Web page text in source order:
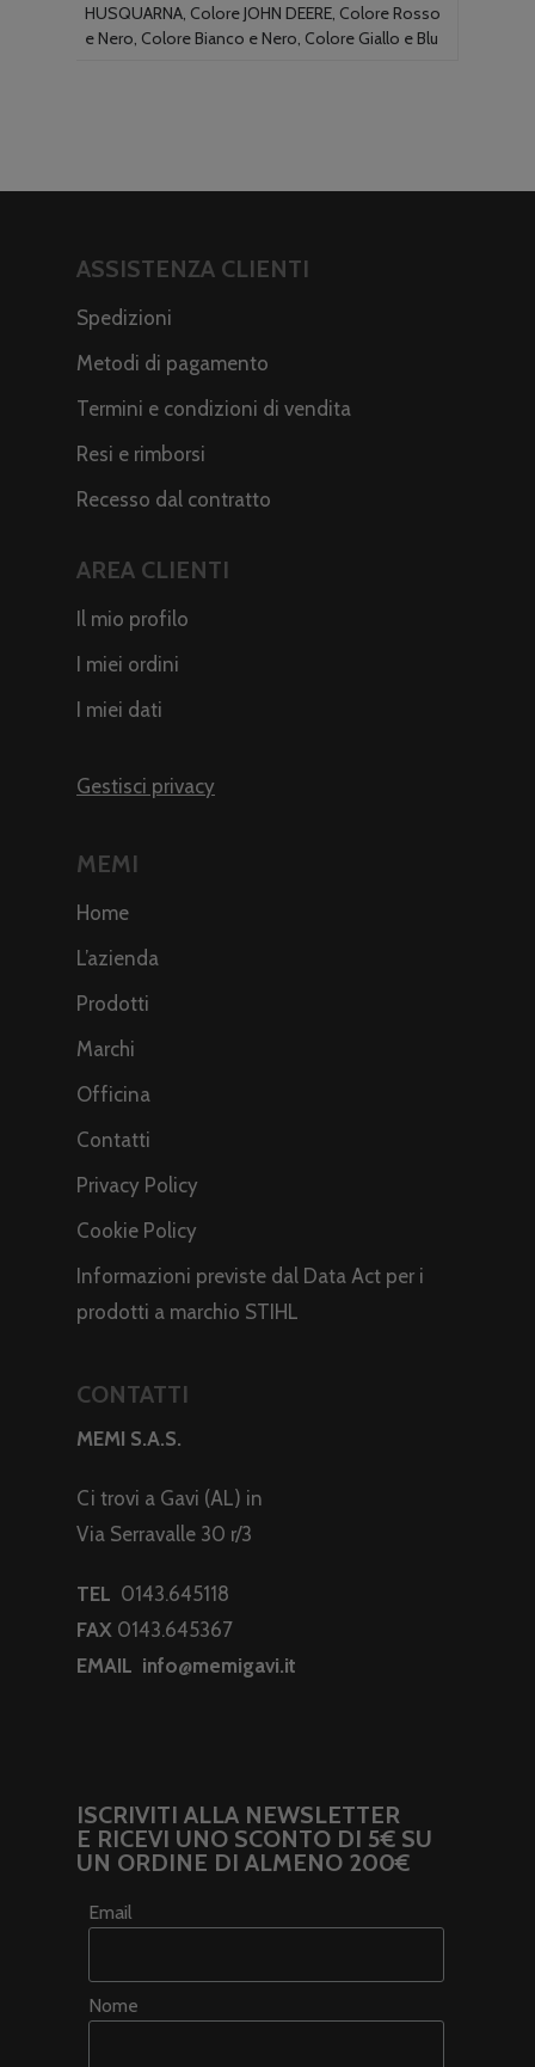
HUSQUARNA, Colore JOHN DEERE, Colore Rosso
e Nero, Colore Bianco e Nero, Colore Giallo e Blu
ASSISTENZA CLIENTI
Spedizioni
Metodi di pagamento
Termini e condizioni di vendita
Resi e rimborsi
Recesso dal contratto
AREA CLIENTI
Il mio profilo
I miei ordini
I miei dati
Gestisci privacy
MEMI
Home
L’azienda
Prodotti
Marchi
Officina
Contatti
Privacy Policy
Cookie Policy
Informazioni previste dal Data Act per i
prodotti a marchio STIHL
CONTATTI
MEMI S.A.S.
Ci trovi a Gavi (AL) in
Via Serravalle 30 r/3
TEL 0143.645118
FAX 0143.645367
EMAIL info@memigavi.it
ISCRIVITI ALLA NEWSLETTER
E RICEVI UNO SCONTO DI 5€ SU
UN ORDINE DI ALMENO 200€
Email
Nome